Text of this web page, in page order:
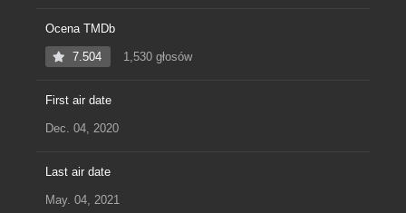
Ocena TMDb
7.504 1,530 głosów
First air date
Dec. 04, 2020
Last air date
May. 04, 2021